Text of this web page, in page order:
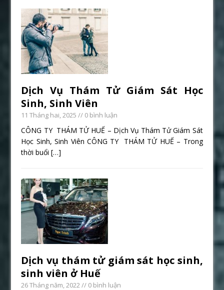
Dịch Vụ Thám Tử Giám Sát Học
Sinh, Sinh Viên
11 Tháng hai, 2025 // 0 bình luận
CÔNG TY THÁM TỬ HUẾ – Dịch Vụ Thám Tử Giám Sát
Học Sinh, Sinh Viên CÔNG TY THÁM TỬ HUẾ – Trong
thời buổi[…]
Dịch vụ thám tử giám sát học sinh,
sinh viên ở Huế
26 Tháng năm, 2022// 0 bình luận